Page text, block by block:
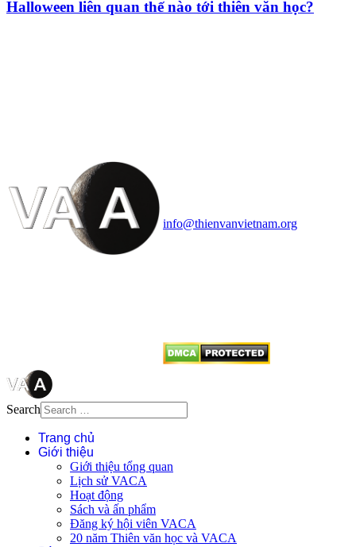
Halloween liên quan thế nào tới thiên văn học?
info@thienvanvietnam.org
Search
Trang chủ
Giới thiệu
Giới thiệu tổng quan
Lịch sử VACA
Hoạt động
Sách và ấn phẩm
Đăng ký hội viên VACA
20 năm Thiên văn học và VACA